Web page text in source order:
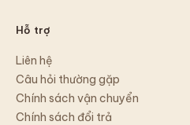
Hỗ trợ
Liên hệ
Câu hỏi thường gặp
Chính sách vận chuyển
Chính sách đổi trả